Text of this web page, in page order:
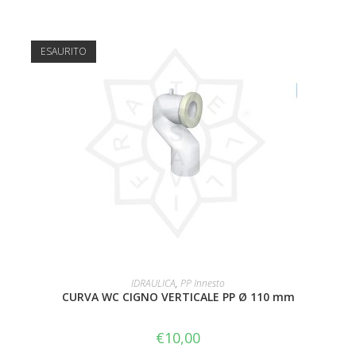
ESAURITO
LEGGI TUTTO
IDRAULICA, PP Innesto
CURVA WC CIGNO VERTICALE PP Ø 110 mm
€10,00